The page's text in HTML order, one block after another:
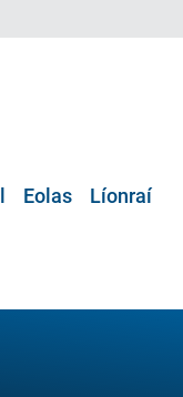
Eolas Líonraí